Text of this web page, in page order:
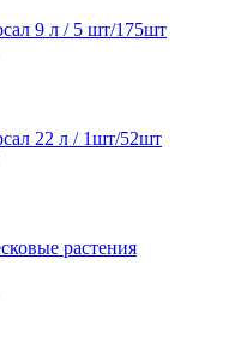
9 л / 5 шт/175шт
22 л / 1шт/52шт
растения